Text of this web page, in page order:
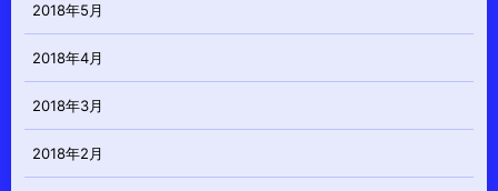
2018年5月
2018年4月
2018年3月
2018年2月